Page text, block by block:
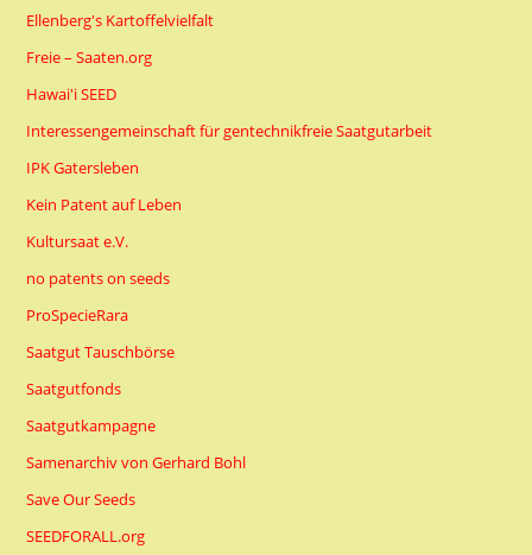
Ellenberg's Kartoffelvielfalt
Freie – Saaten.org
Hawai'i SEED
Interessengemeinschaft für gentechnikfreie Saatgutarbeit
IPK Gatersleben
Kein Patent auf Leben
Kultursaat e.V.
no patents on seeds
ProSpecieRara
Saatgut Tauschbörse
Saatgutfonds
Saatgutkampagne
Samenarchiv von Gerhard Bohl
Save Our Seeds
SEEDFORALL.org